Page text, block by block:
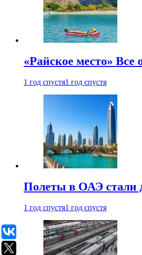
«Райское место»
1 год спустя1 год спустя
Полеты в ОАЭ стали
1 год спустя1 год спустя